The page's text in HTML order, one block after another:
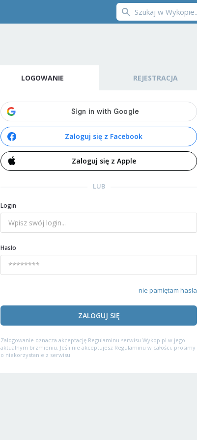
LOGOWANIE REJESTRACJA
Zaloguj się z Facebook
Zaloguj się z Apple
LUB
Login
Hasło
nie pamiętam hasła
ZALOGUJ SIĘ
Zalogowanie oznacza akceptację Regulaminu serwisu Wykop.pl w jego
aktualnym brzmieniu. Jeśli nie akceptujesz Regulaminu w całości, prosimy
o niekorzystanie z serwisu.